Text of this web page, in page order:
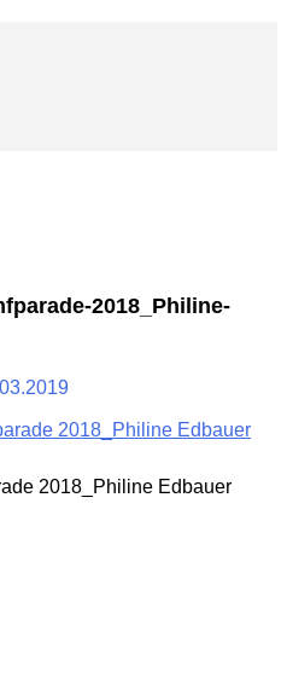
​2018_​Philine-​
2018_​Philine Edbauer